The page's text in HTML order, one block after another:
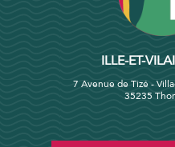
ILLE-ET-
7 Avenue de Tizé -
35235